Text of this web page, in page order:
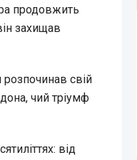
продовжить
захищав
розпочинав свій
чий тріумф
від